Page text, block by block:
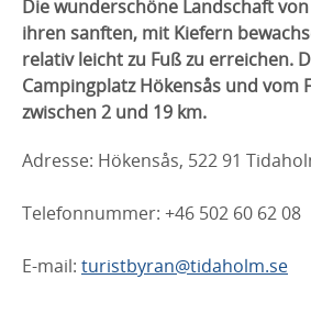
Die wunderschöne Landschaft
ihren sanften, mit Kiefern
relativ leicht zu Fuß zu erreichen.
Campingplatz Hökensås und vom
zwischen 2 und 19 km.
Adresse: Hökensås, 522 91
Telefonnummer: +46 502 60 62 08
E-mail: turistbyran@tidaholm.se